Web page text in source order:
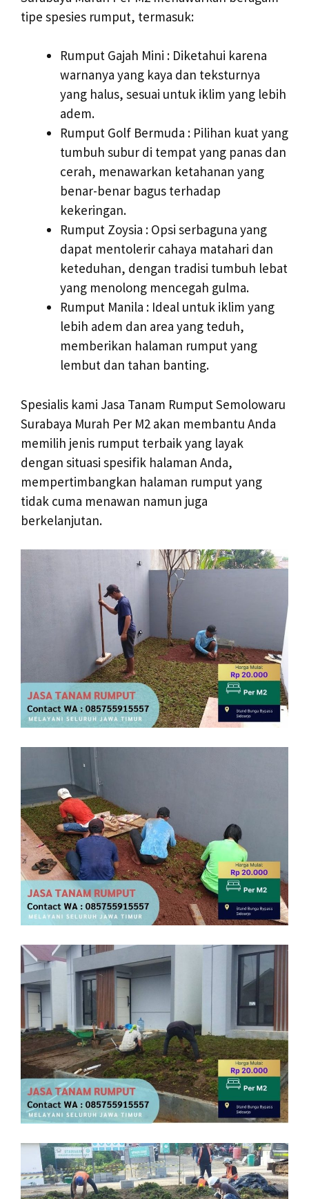
tipe spesies rumput, termasuk:
Rumput Gajah Mini : Diketahui karena
warnanya yang kaya dan teksturnya
yang halus, sesuai untuk iklim yang lebih
adem.
Rumput Golf Bermuda : Pilihan kuat yang
tumbuh subur di tempat yang panas dan
cerah, menawarkan ketahanan yang
benar-benar bagus terhadap
kekeringan.
Rumput Zoysia : Opsi serbaguna yang
dapat mentolerir cahaya matahari dan
keteduhan, dengan tradisi tumbuh lebat
yang menolong mencegah gulma.
Rumput Manila : Ideal untuk iklim yang
lebih adem dan area yang teduh,
memberikan halaman rumput yang
lembut dan tahan banting.
Spesialis kami Jasa Tanam Rumput Semolowaru
Surabaya Murah Per M2 akan membantu Anda
memilih jenis rumput terbaik yang layak
dengan situasi spesifik halaman Anda,
mempertimbangkan halaman rumput yang
tidak cuma menawan namun juga
berkelanjutan.